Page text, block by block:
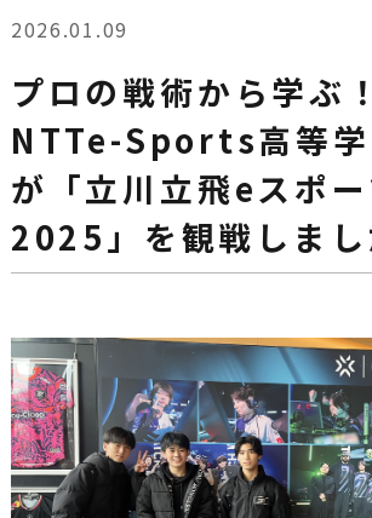
2026.01.09
プロの戦術から学ぶ！
NTTe-Sports高等学
が「立川立飛eスポ
2025」を観戦しまし